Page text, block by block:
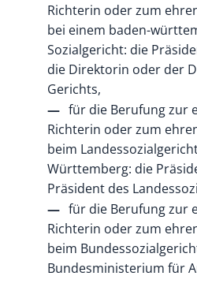
Richterin oder zum
bei einem baden-
Sozialgericht: die
die Direktorin oder der
Gerichts,
für die Berufung zur
Richterin oder zum
beim
Württemberg: die
Präsident des
für die Berufung zur
Richterin oder zum
beim
Bundesministerium für